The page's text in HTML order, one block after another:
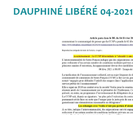
DAUPHINÉ LIBÉRÉ 04-2021